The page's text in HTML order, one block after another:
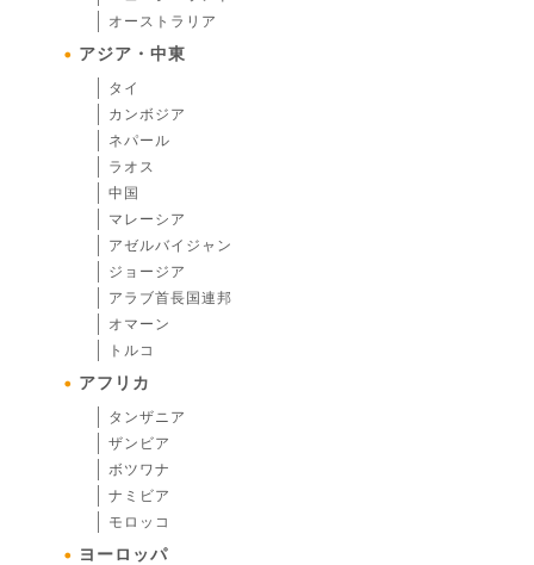
オーストラリア
アジア・中東
タイ
カンボジア
ネパール
ラオス
中国
マレーシア
アゼルバイジャン
ジョージア
アラブ首長国連邦
オマーン
トルコ
アフリカ
タンザニア
ザンビア
ボツワナ
ナミビア
モロッコ
ヨーロッパ